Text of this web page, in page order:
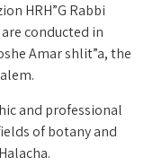
HRH”G Rabbi
conducted in
Amar shlit”a, the
and professional
of botany and